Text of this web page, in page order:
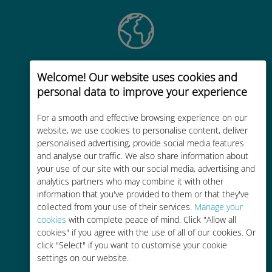
Welcome! Our website uses cookies and
personal data to improve your experience
For a smooth and effective browsing experience on our
website, we use cookies to personalise content, deliver
personalised advertising, provide social media features
and analyse our traffic. We also share information about
your use of our site with our social media, advertising and
analytics partners who may combine it with other
information that you've provided to them or that they've
collected from your use of their services. Manage your
cookies with complete peace of mind. Click "Allow all
cookies" if you agree with the use of all of our cookies. Or
click "Select" if you want to customise your cookie
settings on our website.
Weltweit
Weltweite hochwertige
Reiseziele
Kostengünstig
Bis zu 90 % günstiger als Roaming-
Gebühren bei Ihrem bisherigen
Anbieter